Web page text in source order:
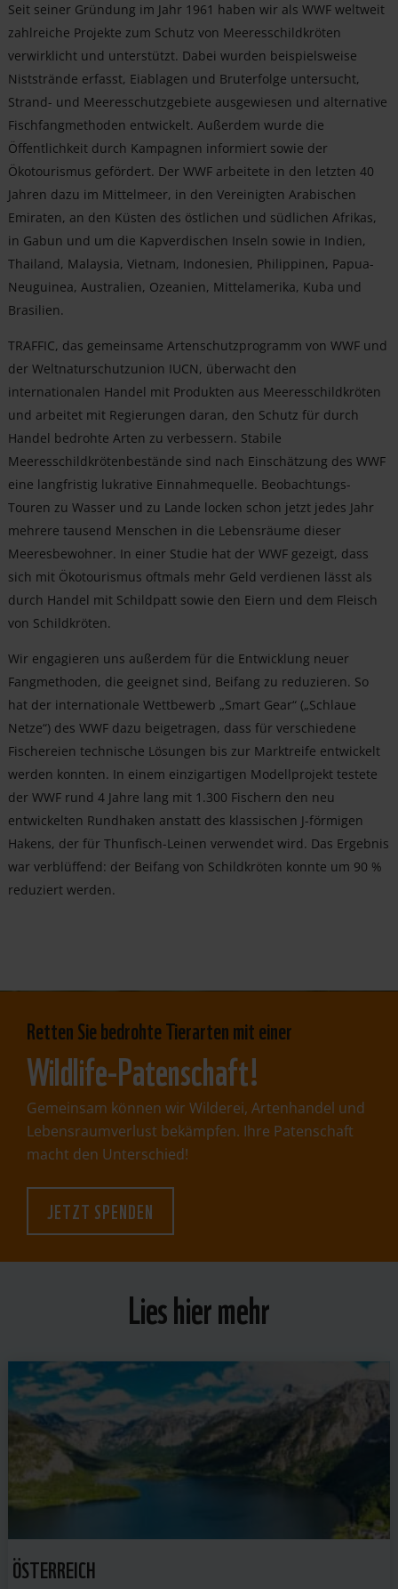
Seit seiner Gründung im Jahr 1961 haben wir als WWF weltweit
zahlreiche Projekte zum Schutz von Meeresschildkröten
verwirklicht und unterstützt. Dabei wurden beispielsweise
Niststrände erfasst, Eiablagen und Bruterfolge untersucht,
Strand- und Meeresschutzgebiete ausgewiesen und alternative
Fischfangmethoden entwickelt. Außerdem wurde die
Öffentlichkeit durch Kampagnen informiert sowie der
Ökotourismus gefördert. Der WWF arbeitete in den letzten 40
Jahren dazu im Mittelmeer, in den Vereinigten Arabischen
Emiraten, an den Küsten des östlichen und südlichen Afrikas,
in Gabun und um die Kapverdischen Inseln sowie in Indien,
Thailand, Malaysia, Vietnam, Indonesien, Philippinen, Papua-
Neuguinea, Australien, Ozeanien, Mittelamerika, Kuba und
Brasilien.
TRAFFIC, das gemeinsame Artenschutzprogramm von WWF und
der Weltnaturschutzunion IUCN, überwacht den
internationalen Handel mit Produkten aus Meeresschildkröten
und arbeitet mit Regierungen daran, den Schutz für durch
Handel bedrohte Arten zu verbessern. Stabile
Meeresschildkrötenbestände sind nach Einschätzung des WWF
eine langfristig lukrative Einnahmequelle. Beobachtungs-
Touren zu Wasser und zu Lande locken schon jetzt jedes Jahr
mehrere tausend Menschen in die Lebensräume dieser
Meeresbewohner. In einer Studie hat der WWF gezeigt, dass
sich mit Ökotourismus oftmals mehr Geld verdienen lässt als
durch Handel mit Schildpatt sowie den Eiern und dem Fleisch
von Schildkröten.
Wir engagieren uns außerdem für die Entwicklung neuer
Fangmethoden, die geeignet sind, Beifang zu reduzieren. So
hat der internationale Wettbewerb „Smart Gear“ („Schlaue
Netze“) des WWF dazu beigetragen, dass für verschiedene
Fischereien technische Lösungen bis zur Marktreife entwickelt
werden konnten. In einem einzigartigen Modellprojekt testete
der WWF rund 4 Jahre lang mit 1.300 Fischern den neu
entwickelten Rundhaken anstatt des klassischen J-förmigen
Hakens, der für Thunfisch-Leinen verwendet wird. Das Ergebnis
war verblüffend: der Beifang von Schildkröten konnte um 90 %
reduziert werden.
Retten Sie bedrohte Tierarten mit einer
Wildlife-Patenschaft!
Gemeinsam können wir Wilderei, Artenhandel und
Lebensraumverlust bekämpfen. Ihre Patenschaft
macht den Unterschied!
JETZT SPENDEN
Lies hier mehr
ÖSTERREICH